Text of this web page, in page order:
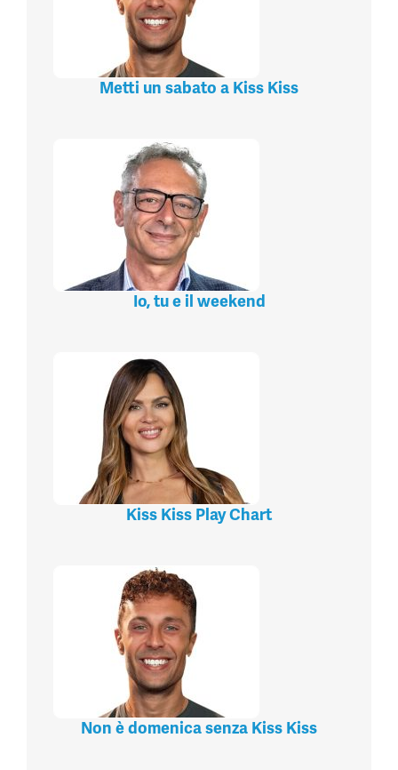
Metti un sabato a Kiss Kiss
Io, tu e il weekend
Kiss Kiss Play Chart
Non è domenica senza Kiss Kiss